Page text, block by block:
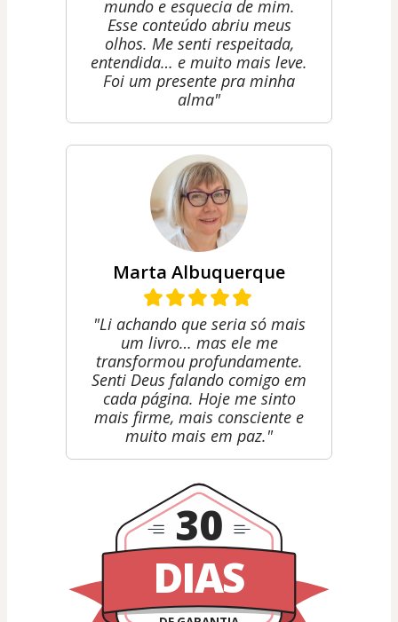
mundo e esquecia de mim.
Esse conteúdo abriu meus
olhos. Me senti respeitada,
entendida… e muito mais leve.
Foi um presente pra minha
alma"
Marta Albuquerque
"Li achando que seria só mais
um livro… mas ele me
transformou profundamente.
Senti Deus falando comigo em
cada página. Hoje me sinto
mais firme, mais consciente e
muito mais em paz."
DIAS
30